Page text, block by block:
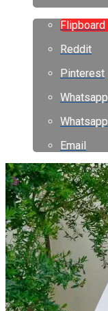
Flipboard
Reddit
Pinterest
Whatsapp
Whatsapp
Email